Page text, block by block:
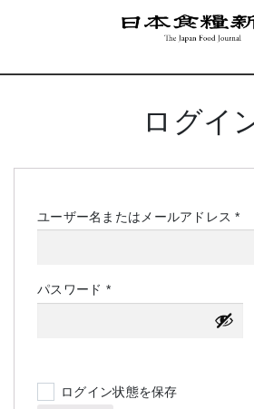
ログイ
ユーザー名またはメールアドレス*必
パスワード *必
須
ログイン状態を保存